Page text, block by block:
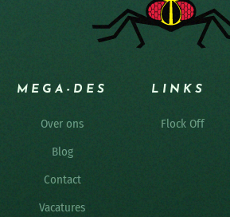
MEGA-DES
Over ons
Blog
Contact
Vacatures
LINKS
Flock Off